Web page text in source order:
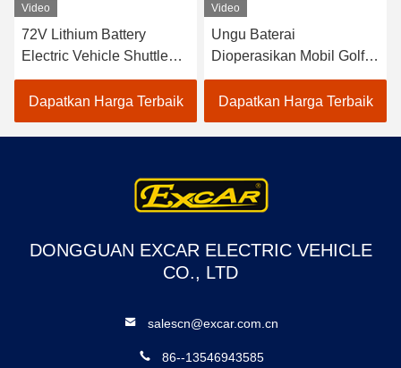
Video
72V Lithium Battery
Electric Vehicle Shuttle
Bus 18 Penumpang Bus
Terbuka Untuk Wisata
Dapatkan Harga Terbaik
Video
Ungu Baterai
Dioperasikan Mobil Golf
Listrik 48V Mini Club Car
4 Seater
Dapatkan Harga Terbaik
DONGGUAN EXCAR ELECTRIC VEHICLE
CO., LTD
salescn@excar.com.cn
86--13546943585